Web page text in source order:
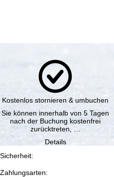
Kostenlos stornieren & umbuchen
Sie können innerhalb von 5 Tagen
nach der Buchung kostenfrei
zurücktreten, …
Details
Sicherheit:
Zahlungsarten: